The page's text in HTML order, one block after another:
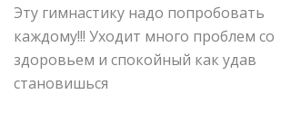
Эту гимнастику надо попробовать
каждому!!! Уходит много проблем со
здоровьем и спокойный как удав
становишься